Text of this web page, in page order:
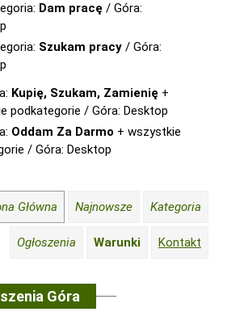
Dam pracę / Góra:
Szukam pracy / Góra:
Kupię, Szukam, Zamienię +
podkategorie / Góra: Desktop
Oddam Za Darmo + wszystkie
/ Góra: Desktop
Główna Najnowsze Kategoria
Ogłoszenia Warunki Kontakt
Góra